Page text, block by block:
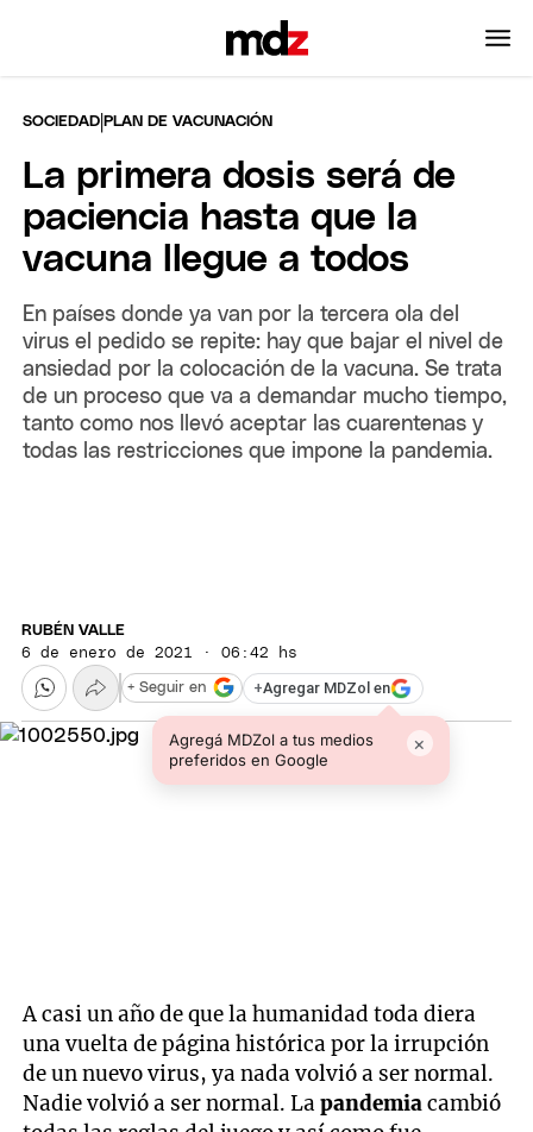
SOCIEDAD |PLAN DE VACUNACIÓN
La primera dosis será de
paciencia hasta que la
vacuna llegue a todos
En países donde ya van por la tercera ola del
virus el pedido se repite: hay que bajar el nivel de
ansiedad por la colocación de la vacuna. Se trata
de un proceso que va a demandar mucho tiempo,
tanto como nos llevó aceptar las cuarentenas y
todas las restricciones que impone la pandemia.
RUBÉN VALLE
6 de enero de 2021 · 06:42 hs
+Agregar MDZol en
Agregá MDZol a tus medios
preferidos en Google
×
+ Seguir en
A casi un año de que la humanidad toda diera
una vuelta de página histórica por la irrupción
de un nuevo virus, ya nada volvió a ser normal.
Nadie volvió a ser normal. Lapandemiacambió